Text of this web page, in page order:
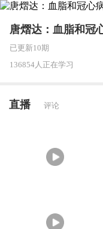
唐熠达：血脂和冠
已更新10期
136854人正在学习
直播 评论